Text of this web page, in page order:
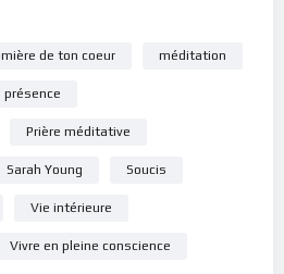
de ton coeur méditation
présence
Prière méditative
Sarah Young Soucis
Vie intérieure
Vivre en pleine conscience